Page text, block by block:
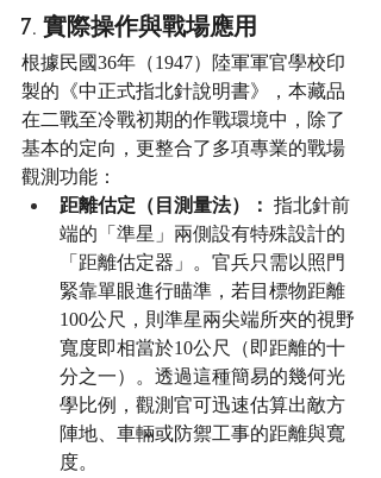
7. 實際操作與戰場應用
根據民國36年（1947）陸軍軍官學校印
製的《中正式指北針說明書》，本藏品
在二戰至冷戰初期的作戰環境中，除了
基本的定向，更整合了多項專業的戰場
觀測功能：
距離估定（目測量法）： 指北針前
端的「準星」兩側設有特殊設計的
「距離估定器」。官兵只需以照門
緊靠單眼進行瞄準，若目標物距離
100公尺，則準星兩尖端所夾的視野
寬度即相當於10公尺（即距離的十
分之一）。透過這種簡易的幾何光
學比例，觀測官可迅速估算出敵方
陣地、車輛或防禦工事的距離與寬
度。